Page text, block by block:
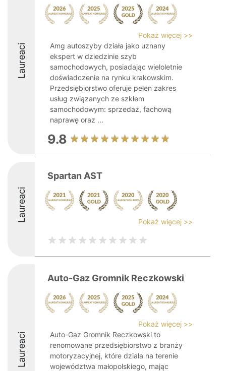
Laureaci
Pokaż więcej >>
Amg autoszyby działa jako uznany
ekspert w dziedzinie szyb
samochodowych, posiadając wieloletnie
doświadczenie na rynku krakowskim.
Przedsiębiorstwo oferuje pełen zakres
usług związanych ze szkłem
samochodowym: sprzedaż, fachową
naprawę oraz ...
9.8
Laureaci
Spartan AST
Pokaż więcej >>
Laureaci
Auto-Gaz Gromnik Reczkowski
Pokaż więcej >>
Auto-Gaz Gromnik Reczkowski to
renomowane przedsiębiorstwo z branży
motoryzacyjnej, które działa na terenie
województwa małopolskiego, mając